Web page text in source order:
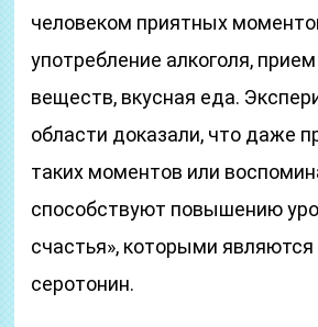
человеком приятных
употребление алкоголя,
веществ, вкусная еда.
области доказали, что даже
таких моментов или
способствуют повышению
счастья», которыми
серотонин.